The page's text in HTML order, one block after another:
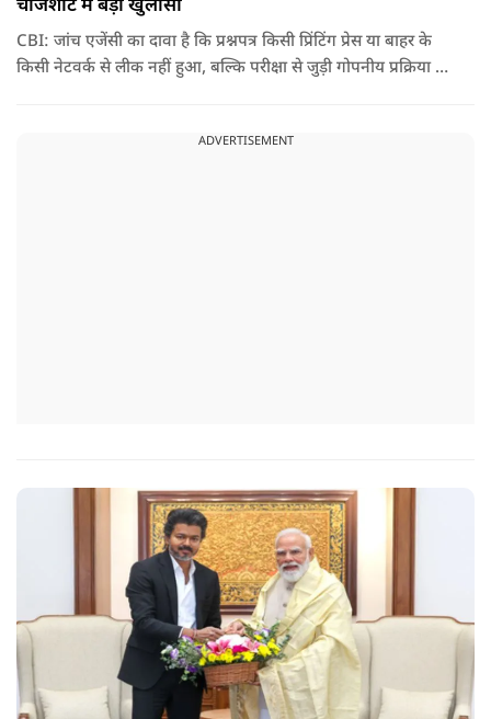
चार्जशीट में बड़ा खुलासा
CBI: जांच एजेंसी का दावा है कि प्रश्नपत्र किसी प्रिंटिंग प्रेस या बाहर के
किसी नेटवर्क से लीक नहीं हुआ, बल्कि परीक्षा से जुड़ी गोपनीय प्रक्रिया में
ADVERTISEMENT